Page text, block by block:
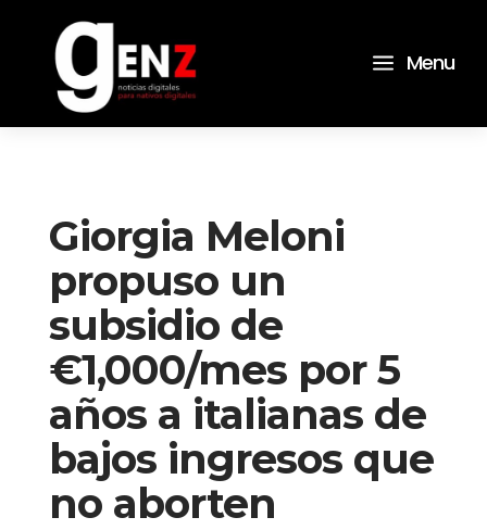
a Menu
Giorgia Meloni
propuso un
subsidio de
€1,000/mes por 5
años a italianas de
bajos ingresos que
no aborten